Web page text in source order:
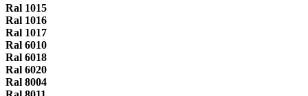
Ral 1015
Ral 1016
Ral 1017
Ral 6010
Ral 6018
Ral 6020
Ral 8004